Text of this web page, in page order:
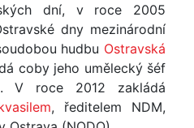
dní, v roce 2005
dny mezinárodní
hudbu Ostravská
coby jeho umělecký šéf
V roce 2012 zakládá
, ředitelem NDM,